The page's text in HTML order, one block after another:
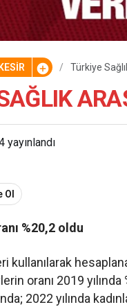
Türkiye
yayınlandı
%20,2 oldu
kullanılarak
oranı 2019
2022 yılında